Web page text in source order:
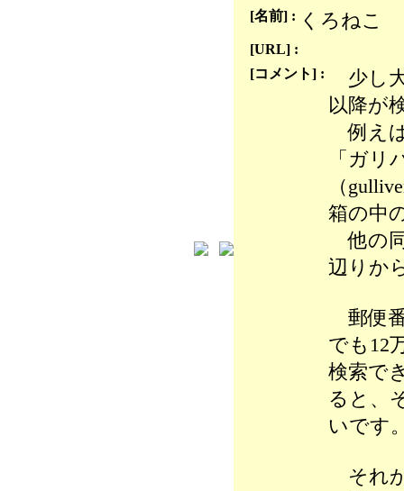
[名前] : くろねこ
[URL] :
[コメント] :
少し
以降が
例え
「ガリ
（
箱の中
他の
辺りか
郵便
でも12
検索で
ると、
いです
それ